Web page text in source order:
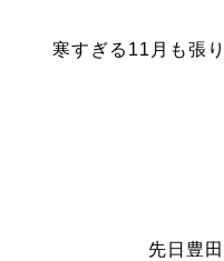
寒すぎる11月も張
先日豊